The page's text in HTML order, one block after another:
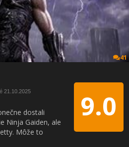
41
9.0
21.10.2025
dostali
Ninja Gaiden, ale
Môže to